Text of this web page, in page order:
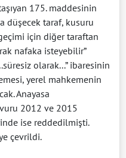
175. maddesinin
düşecek taraf, kusuru
için diğer taraftan
nafaka isteyebilir”
olarak...” ibaresinin
yerel mahkemenin
Anayasa
2012 ve 2015
ise reddedilmişti.
çevrildi.